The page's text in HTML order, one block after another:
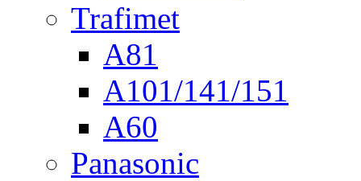
Trafimet
A81
A101/141/151
A60
Panasonic